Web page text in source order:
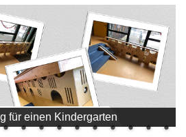
für einen Kindergarten